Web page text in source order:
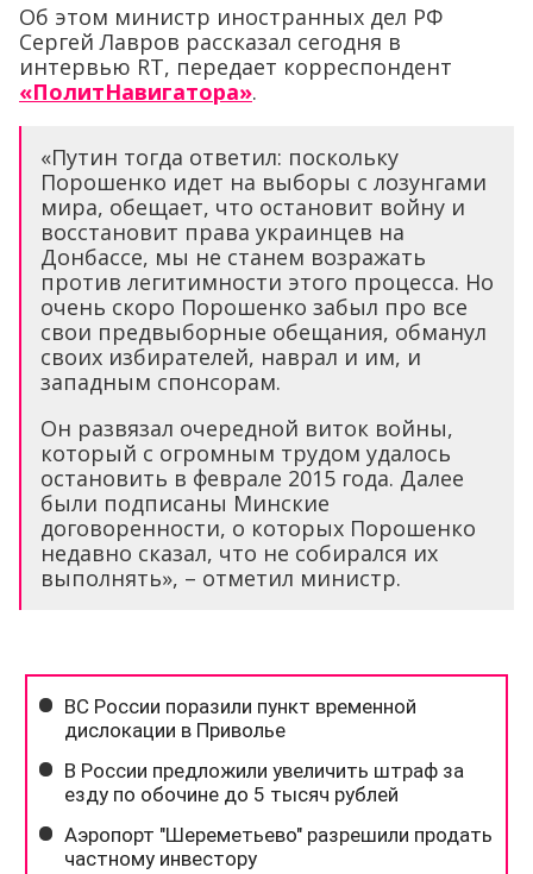
Об этом министр иностранных дел РФ
Сергей Лавров рассказал cегодня в
интервью RT, передает корреспондент
«ПолитНавигатора».
«Путин тогда ответил: поскольку
Порошенко идет на выборы с лозунгами
мира, обещает, что остановит войну и
восстановит права украинцев на
Донбассе, мы не станем возражать
против легитимности этого процесса. Но
очень скоро Порошенко забыл про все
свои предвыборные обещания, обманул
своих избирателей, наврал и им, и
западным спонсорам.
Он развязал очередной виток войны,
который с огромным трудом удалось
остановить в феврале 2015 года. Далее
были подписаны Минские
договоренности, о которых Порошенко
недавно сказал, что не собирался их
выполнять», – отметил министр.